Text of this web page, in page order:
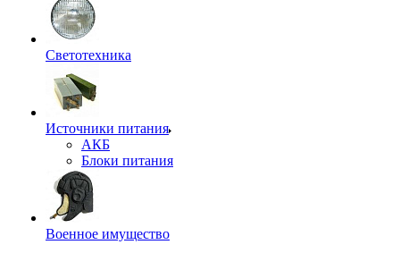
Светотехника
Источники питания
АКБ
Блоки питания
Военное имущество